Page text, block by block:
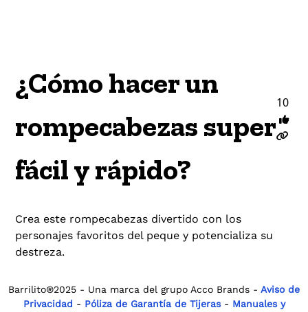
¿Cómo hacer un
rompecabezas super
fácil y rápido?
10
Crea este rompecabezas divertido con los
personajes favoritos del peque y potencializa su
destreza.
Barrilito®2025 - Una marca del grupo Acco Brands - Aviso de
Privacidad - Póliza de Garantía de Tijeras - Manuales y